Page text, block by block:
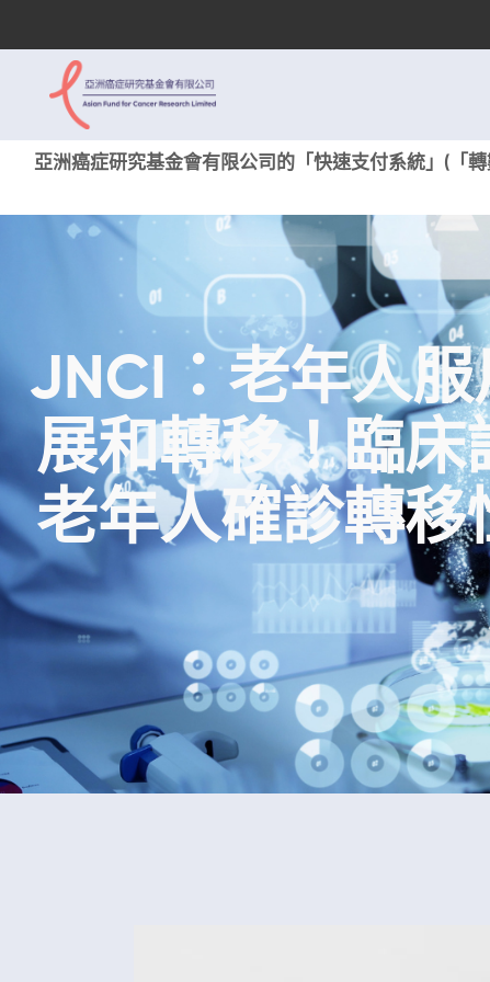
亞洲癌症研究基金會有限公司的「快速支付系統」(「
JNCI：老年人
展和轉移！臨床
老年人確診轉移